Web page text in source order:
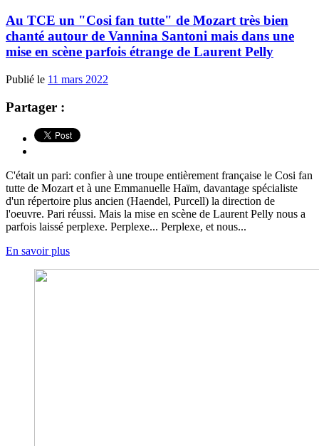
Au TCE un "Cosi fan tutte" de Mozart très bien
chanté autour de Vannina Santoni mais dans une
mise en scène parfois étrange de Laurent Pelly
Publié le 11 mars 2022
Partager :
C'était un pari: confier à une troupe entièrement française le Cosi fan
tutte de Mozart et à une Emmanuelle Haïm, davantage spécialiste
d'un répertoire plus ancien (Haendel, Purcell) la direction de
l'oeuvre. Pari réussi. Mais la mise en scène de Laurent Pelly nous a
parfois laissé perplexe. Perplexe... Perplexe, et nous...
En savoir plus